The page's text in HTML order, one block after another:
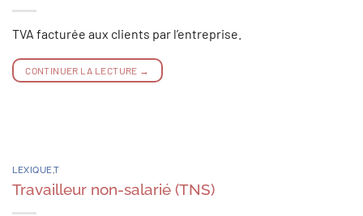
TVA facturée aux clients par l’entreprise.
CONTINUER LA LECTURE →
LEXIQUE,T
Travailleur non-salarié (TNS)